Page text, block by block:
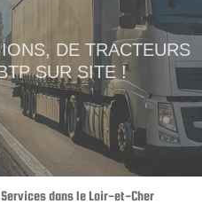
DE TRACTEURS
SUR SITE !
DE TRACTEURS
SUR SITE !
dans le Loir-et-Cher